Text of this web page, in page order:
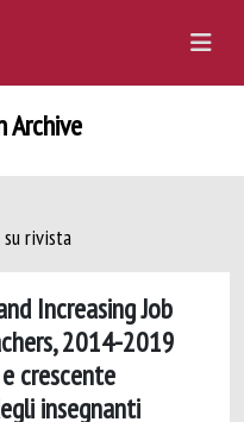
Archive
rivista
Increasing Job
2014-2019
crescente
insegnanti